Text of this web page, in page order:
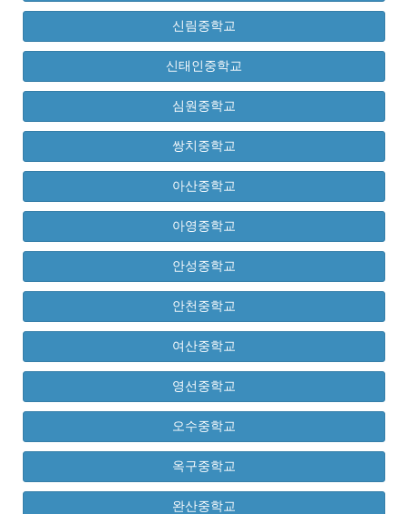
신림중학교
신태인중학교
심원중학교
쌍치중학교
아산중학교
아영중학교
안성중학교
안천중학교
여산중학교
영선중학교
오수중학교
옥구중학교
완산중학교